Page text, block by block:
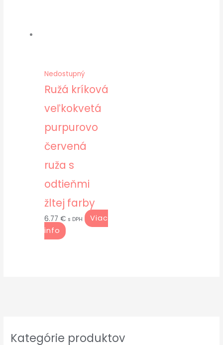
Kategórie produktov
Nedostupný
Ružá kríková
veľkokvetá
purpurovo
červená
ruža s
odtieňmi
žltej farby
6.77€ s DPH
Viac
info